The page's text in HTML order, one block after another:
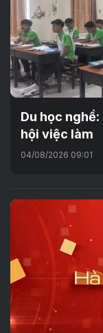
Du học
hội việc làm
04/08/2026 09:01